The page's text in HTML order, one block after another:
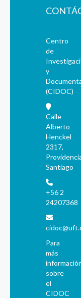
Centro
de
y
(CIDOC)
Calle
Alberto
Henckel
2317,
Santiago
+56 2
24207368
Para
más
sobre
el
CIDOC